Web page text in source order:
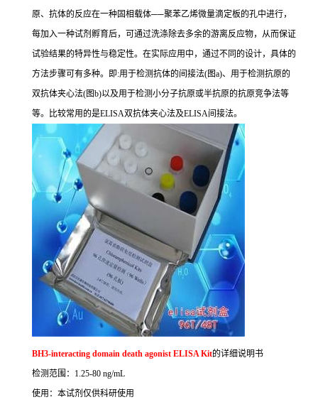
原、抗体的反应在一种固相载体──聚苯乙烯微量滴定板的孔中进行，
每加入一种试剂孵育后，可通过洗涤除去多余的游离反应物，从而保证
试验结果的特异性与稳定性。在实际应用中，通过不同的设计，具体的
方法步骤可有多种。即:用于检测抗体的间接法(图a)、用于检测抗原的
双抗体夹心法(图b)以及用于检测小分子抗原或半抗原的抗原竞争法等
等。比较常用的是ELISA双抗体夹心法及ELISA间接法。
BH3-interacting domain death agonist ELISA Kit的详细说明书
检测范围： 1.25-80 ng/mL
使用：本试剂仅供科研使用